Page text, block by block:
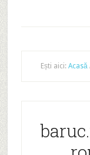
Ești aici: Acasă